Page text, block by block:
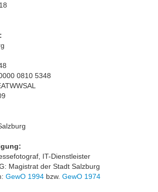
0810 5348
IT-Dienstleister
Magistrat der Stadt Salzburg
GewO 1994 bzw. GewO 1974